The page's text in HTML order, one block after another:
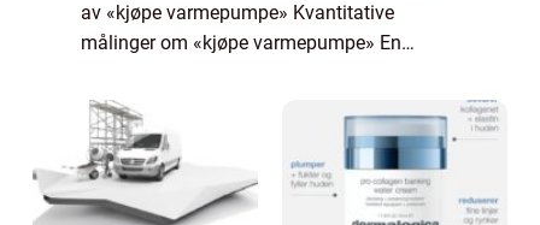
av «kjøpe varmepumpe» Kvantitative
målinger om «kjøpe varmepumpe» En
varmepumpe&raqu...